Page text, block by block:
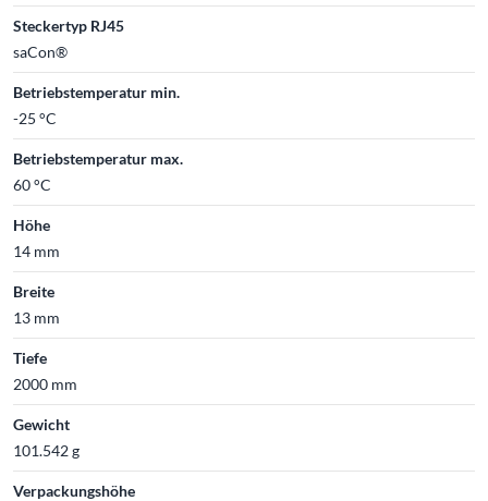
Steckertyp RJ45
saCon®
Betriebstemperatur min.
-25 °C
Betriebstemperatur max.
60 °C
Höhe
14 mm
Breite
13 mm
Tiefe
2000 mm
Gewicht
101.542 g
Verpackungshöhe